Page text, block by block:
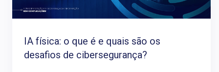
IA física: o que é e quais são os
desafios de cibersegurança?